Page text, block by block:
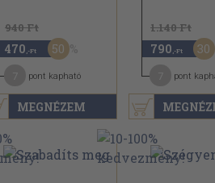
MEGNÉZEM
940 Ft
470 ,-Ft 50
pont kapható
1.140 Ft
790 ,-Ft 30
pont